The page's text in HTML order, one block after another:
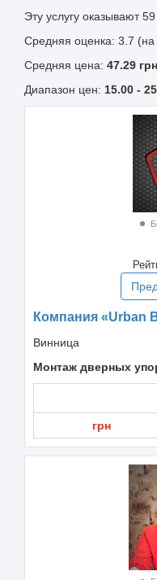
Эту услугу оказывают59
Средняя оценка: 3.7 (на
Средняя цена: 47.29 грн
Диапазон цен: 15.00 -
Компания «Urban
Винница
Монтаж дверных
грн